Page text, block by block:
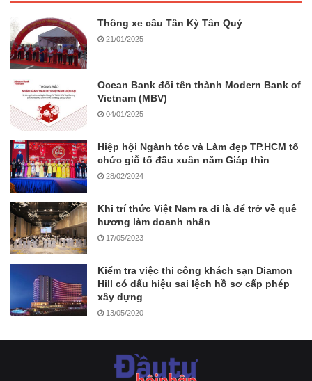
Thông xe cầu Tân Kỳ Tân Quý
21/01/2025
Ocean Bank đổi tên thành Modern Bank of
Vietnam (MBV)
04/01/2025
Hiệp hội Ngành tóc và Làm đẹp TP.HCM tổ
chức giỗ tổ đầu xuân năm Giáp thìn
28/02/2024
Khi trí thức Việt Nam ra đi là để trở về quê
hương làm doanh nhân
17/05/2023
Kiểm tra việc thi công khách sạn Diamon
Hill có dấu hiệu sai lệch hồ sơ cấp phép
xây dựng
13/05/2020